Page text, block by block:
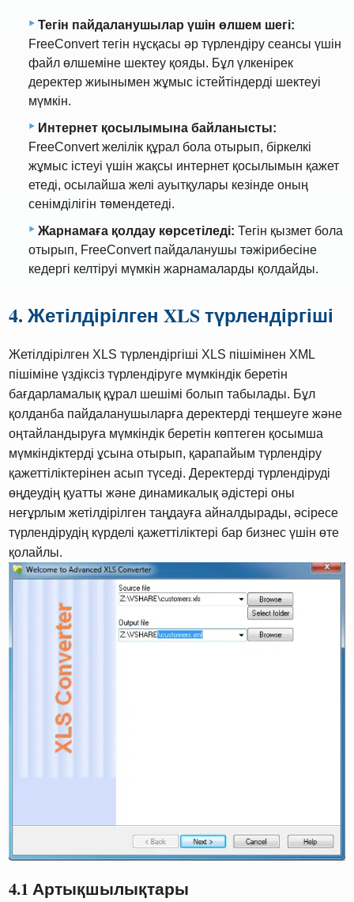
Тегін пайдаланушылар үшін өлшем шегі:
FreeConvert тегін нұсқасы әр түрлендіру сеансы үшін
файл өлшеміне шектеу қояды. Бұл үлкенірек
деректер жиынымен жұмыс істейтіндерді шектеуі
мүмкін.
Интернет қосылымына байланысты:
FreeConvert желілік құрал бола отырып, біркелкі
жұмыс істеуі үшін жақсы интернет қосылымын қажет
етеді, осылайша желі ауытқулары кезінде оның
сенімділігін төмендетеді.
Жарнамаға қолдау көрсетіледі: Тегін қызмет бола
отырып, FreeConvert пайдаланушы тәжірибесіне
кедергі келтіруі мүмкін жарнамаларды қолдайды.
4. Жетілдірілген XLS түрлендіргіші
Жетілдірілген XLS түрлендіргіші XLS пішімінен XML
пішіміне үздіксіз түрлендіруге мүмкіндік беретін
бағдарламалық құрал шешімі болып табылады. Бұл
қолданба пайдаланушыларға деректерді теңшеуге және
оңтайландыруға мүмкіндік беретін көптеген қосымша
мүмкіндіктерді ұсына отырып, қарапайым түрлендіру
қажеттіліктерінен асып түседі. Деректерді түрлендіруді
өңдеудің қуатты және динамикалық әдістері оны
неғұрлым жетілдірілген таңдауға айналдырады, әсіресе
түрлендірудің күрделі қажеттіліктері бар бизнес үшін өте
қолайлы.
4.1 Артықшылықтары